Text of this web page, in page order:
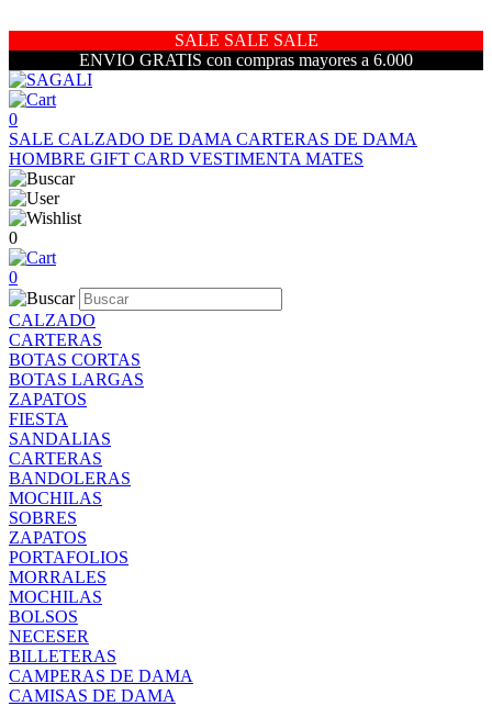
SALE SALE SALE
ENVIO GRATIS con compras mayores a 6.000
0
SALE CALZADO DE DAMA CARTERAS DE DAMA
HOMBRE GIFT CARD VESTIMENTA MATES
0
0
CALZADO
CARTERAS
BOTAS CORTAS
BOTAS LARGAS
ZAPATOS
FIESTA
SANDALIAS
CARTERAS
BANDOLERAS
MOCHILAS
SOBRES
ZAPATOS
PORTAFOLIOS
MORRALES
MOCHILAS
BOLSOS
NECESER
BILLETERAS
CAMPERAS DE DAMA
CAMISAS DE DAMA